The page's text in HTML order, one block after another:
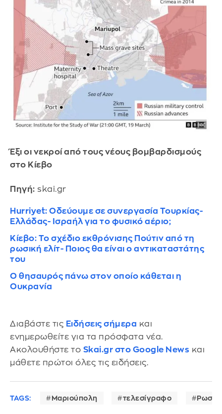
Έξι οι νεκροί από τους νέους βομβαρδισμούς
στο Κίεβο
Πηγή: skai.gr
Hurriyet: Οδεύουμε σε συνεργασία Τουρκίας-
Ελλάδας- Ισραήλ για το φυσικό αέριο;
Κίεβο: Το σχέδιο εκθρόνισης Πούτιν από τη
ρωσική ελίτ- Ποιος θα είναι ο αντικαταστάτης
του
Ο θησαυρός πάνω στον οποίο κάθεται η
Ουκρανία
Διαβάστε τις Ειδήσεις σήμερα και
ενημερωθείτε για τα πρόσφατα νέα.
Ακολουθήστε το Skai.gr στο Google News και
μάθετε πρώτοι όλες τις ειδήσεις.
TAGS: Μαριούπολη τελεσίγραφο Ρωσία